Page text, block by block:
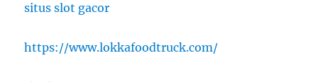
situs slot gacor
https://www.lokkafoodtruck.com/